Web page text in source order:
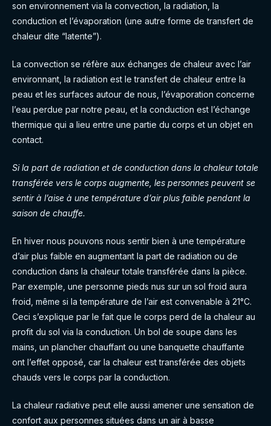
son environnement via la convection, la radiation, la
conduction et l’évaporation (une autre forme de transfert de
chaleur dite “latente”).
La convection se réfère aux échanges de chaleur avec l’air
environnant, la radiation est le transfert de chaleur entre la
peau et les surfaces autour de nous, l’évaporation concerne
l’eau perdue par notre peau, et la conduction est l’échange
thermique qui a lieu entre une partie du corps et un objet en
contact.
Si la part de radiation et de conduction dans la chaleur totale
transférée vers le corps augmente, les personnes peuvent se
sentir à l’aise à une température d’air plus faible pendant la
saison de chauffe.
En hiver nous pouvons nous sentir bien à une température
d’air plus faible en augmentant la part de radiation ou de
conduction dans la chaleur totale transférée dans la pièce.
Par exemple, une personne pieds nus sur un sol froid aura
froid, même si la température de l’air est convenable à 21°C.
Ceci s’explique par le fait que le corps perd de la chaleur au
profit du sol via la conduction. Un bol de soupe dans les
mains, un plancher chauffant ou une banquette chauffante
ont l’effet opposé, car la chaleur est transférée des objets
chauds vers le corps par la conduction.
La chaleur radiative peut elle aussi amener une sensation de
confort aux personnes situées dans un air à basse